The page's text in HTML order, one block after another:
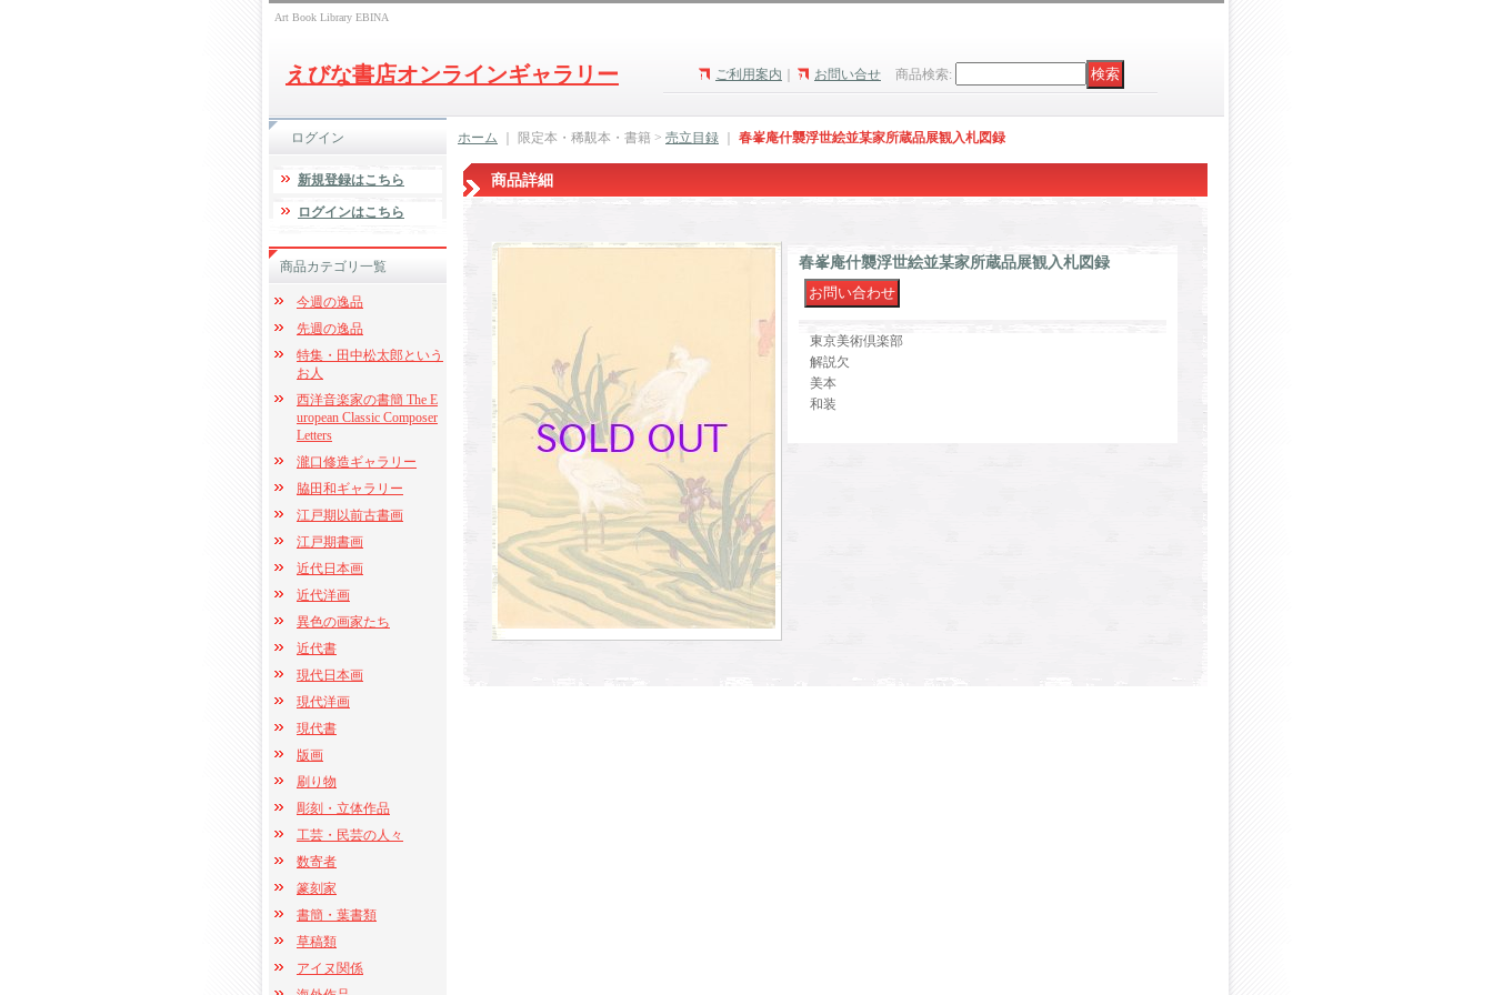
Art Book Library EBINA
えびな書店オンラインギャラリー ご利用案内 お問い合せ 商品検索:
ログイン
新規登録はこちら
ログインはこちら
商品カテゴリ一覧
今週の逸品
先週の逸品
特集・田中松太郎という
お人
西洋音楽家の書簡 The E
uropean Classic Composer
Letters
瀧口修造ギャラリー
脇田和ギャラリー
江戸期以前古書画
江戸期書画
近代日本画
近代洋画
異色の画家たち
近代書
現代日本画
現代洋画
現代書
版画
刷り物
彫刻・立体作品
工芸・民芸の人々
数寄者
篆刻家
書簡・葉書類
草稿類
アイヌ関係
ホーム ｜ 限定本・稀覯本・書籍 > 売立目録 春峯庵什襲浮世絵並某家所蔵品展観入札図録
商品詳細
春峯庵什襲浮世絵並某家所蔵品展観入札図録
東京美術倶楽部
解説欠
美本
和装